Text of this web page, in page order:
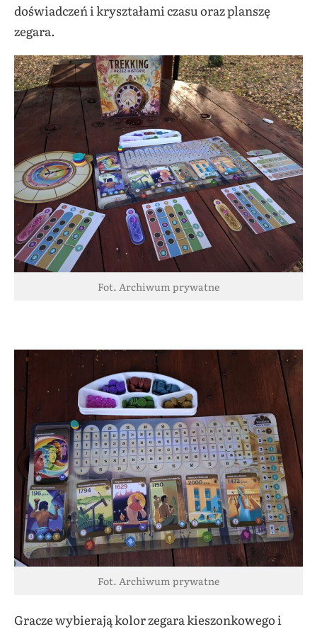
doświadczeń i kryształami czasu oraz planszę
zegara.
Fot. Archiwum prywatne
Fot. Archiwum prywatne
Gracze wybierają kolor zegara kieszonkowego i